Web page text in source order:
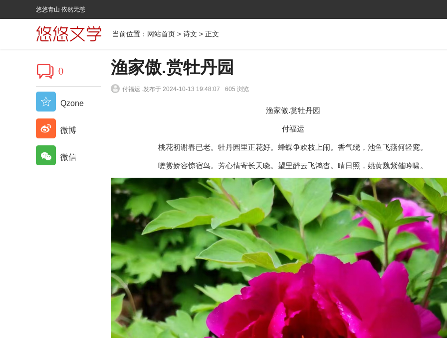
悠悠青山 依然无恙
当前位置： 网站首页 >诗文 > 正文
渔家傲.赏牡丹园
付福运 .发布于 2024-10-13 19:48:07 605 浏览
渔家傲.赏牡丹园
付福运
桃花初谢春已老。牡丹园里正花好。蜂蝶争欢枝上闹。香气绕，池鱼飞燕何轻窕。
嗟赏娇容惊宿鸟。芳心情寄长天晓。望里醉云飞鸿杳。晴日照，姚黄魏紫催吟啸。
0
Qzone
微博
微信